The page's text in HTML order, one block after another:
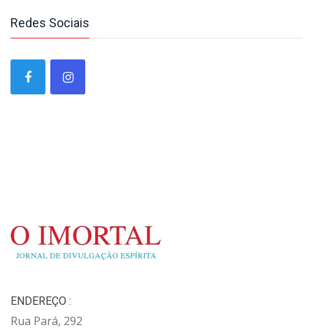
Redes Sociais
ENDEREÇO :
Rua Pará, 292